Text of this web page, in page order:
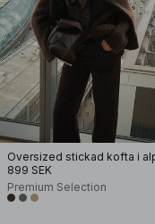
899 SEK
Premium Selection